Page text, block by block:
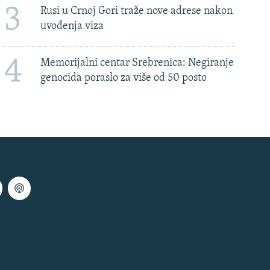
3
Rusi u Crnoj Gori traže nove adrese nakon
uvođenja viza
4
Memorijalni centar Srebrenica: Negiranje
genocida poraslo za više od 50 posto